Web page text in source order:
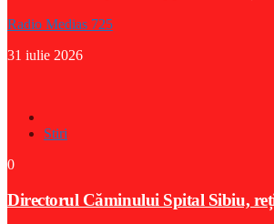
Radio Medias 725
31 iulie 2026
Stiri
0
Directorul Căminului Spital Sibiu,